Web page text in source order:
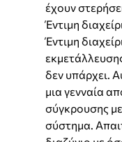
έχουν
Έντιμη
Έντιμη
δεν υπάρχει.
μια γενναία
σύγκρουσης
σύστημα.